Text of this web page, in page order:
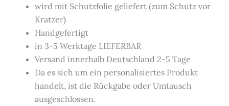
wird mit Schutzfolie geliefert (zum Schutz vor
Kratzer)
Handgefertigt
in 3-5 Werktage LIEFERBAR
Versand innerhalb Deutschland 2-5 Tage
Da es sich um ein personalisiertes Produkt
handelt, ist die Rückgabe oder Umtausch
ausgeschlossen.